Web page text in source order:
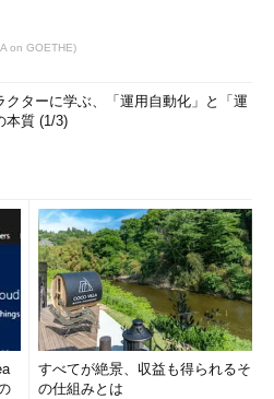
on GOETHE)
クターに学ぶ、「運用自動化」と「運
本質 (1/3)
すべてが絶景、収益も得られるそ
の仕組みとは